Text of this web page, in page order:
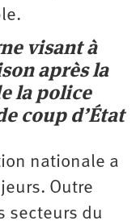
visant à
après la
la police
coup d’État
nationale a
Outre
secteurs du